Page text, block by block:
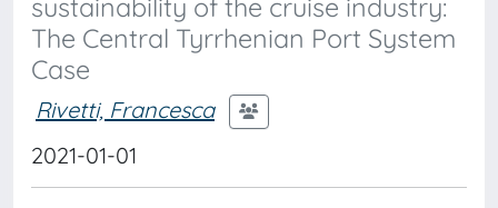
sustainability of the cruise industry:
The Central Tyrrhenian Port System
Case
Rivetti, Francesca
2021-01-01